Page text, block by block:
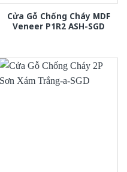
Cửa Gỗ Chống Cháy MDF
Veneer P1R2 ASH-SGD